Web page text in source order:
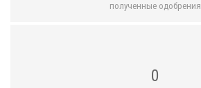
полученные одобрения
0